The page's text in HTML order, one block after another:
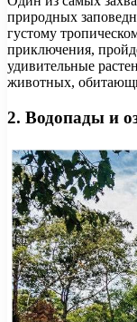
природных
густому
приключения,
удивительные
животных,
2. Водопады и